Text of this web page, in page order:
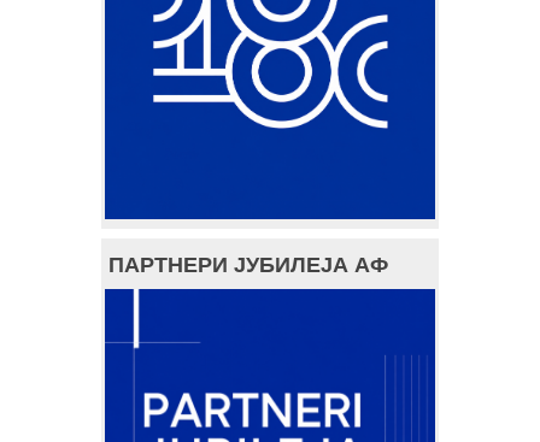
ПАРТНЕРИ ЈУБИЛЕЈА АФ